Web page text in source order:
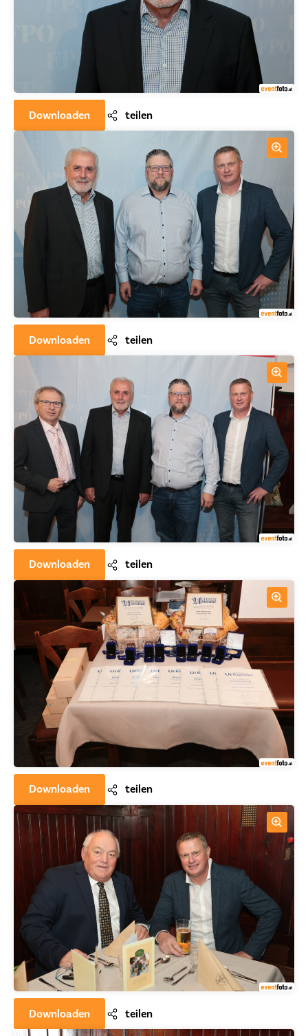
Downloaden teilen
Downloaden teilen
Downloaden teilen
Downloaden teilen
Downloaden teilen